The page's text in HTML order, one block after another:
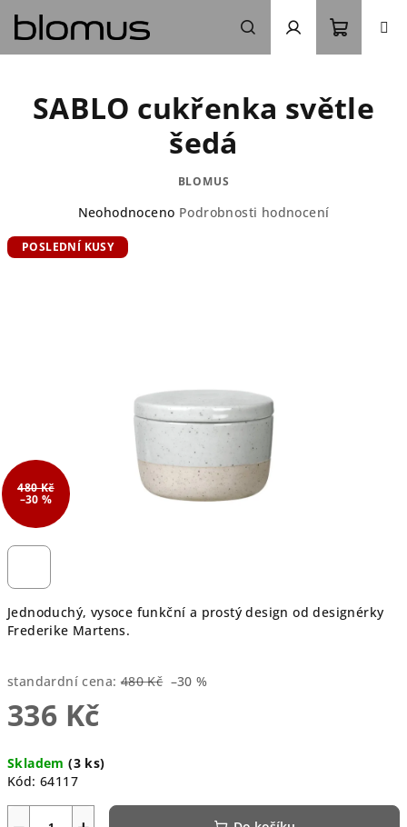
obsah
Hledat Přihlášení
košík
Jednoduchý, vysoce funkční a prostý design od designérky
Frederike Martens.
standardní cena: 480 Kč –30 %
336 Kč
cena:
Skladem(3 ks)
Kód: 64117
SABLO cukřenka světle
šedá
BLOMUS
Průměrné
produktu
Neohodnoceno Podrobnosti hodnocení
POSLEDNÍ KUSY
480 Kč
–30 %